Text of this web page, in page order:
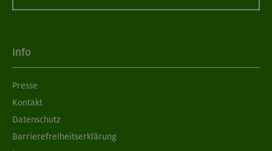
Info
Presse
Kontakt
Datenschutz
Barrierefreiheitserklärung